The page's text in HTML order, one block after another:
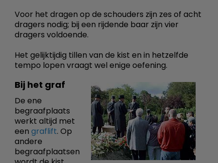
Voor het dragen op de schouders zijn zes of acht
dragers nodig; bij een rijdende baar zijn vier
dragers voldoende.
Het gelijktijdig tillen van de kist en in hetzelfde
tempo lopen vraagt wel enige oefening.
Bij het graf
De ene
begraafplaats
werkt altijd met
een graflift. Op
andere
begraafplaatsen